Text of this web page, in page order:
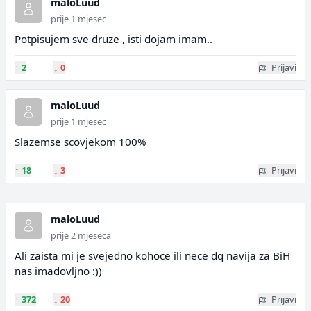
prije 1 mjesec
Potpisujem sve druze , isti dojam imam..
↑ 2 ↓ 0 Prijavi
maloLuud
prije 1 mjesec
Slazemse scovjekom 100%
↑ 18 ↓ 3 Prijavi
maloLuud
prije 2 mjeseca
Ali zaista mi je svejedno kohoce ili nece dq navija za BiH
nas imadovljno :))
↑ 372 ↓ 20 Prijavi